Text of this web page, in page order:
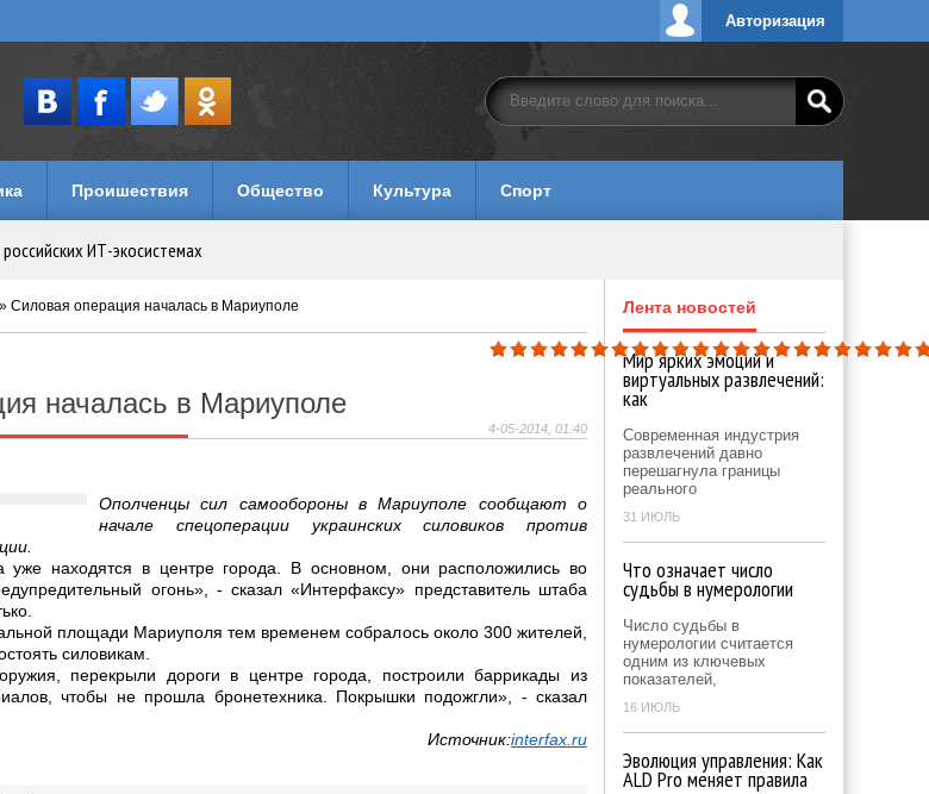
Авторизация
Проишествия Общество Культура Спорт
ИТ-экосистемах
кодексе
на игровых порталах
» Силовая операция началась в Мариуполе
началась в Мариуполе
4-05-2014, 01:40
Ополченцы сил самообороны в Мариуполе сообщают о
начале спецоперации украинских силовиков против
уже находятся в центре города. В основном, они расположились во
огонь», - сказал «Интерфаксу» представитель штаба
площади Мариуполя тем временем собралось около 300 жителей,
силовикам.
перекрыли дороги в центре города, построили баррикады из
чтобы не прошла бронетехника. Покрышки подожгли», - сказал
Источник:interfax.ru
Лента новостей
Мир ярких эмоций и
виртуальных развлечений:
как
Современная индустрия
развлечений давно
перешагнула границы
реального
31 ИЮЛЬ
Что означает число
судьбы в нумерологии
Число судьбы в
нумерологии считается
одним из ключевых
показателей,
16 ИЮЛЬ
Эволюция управления: Как
ALD Pro меняет правила